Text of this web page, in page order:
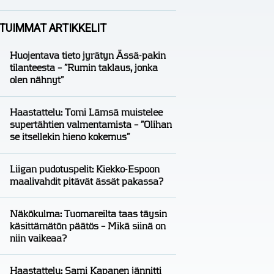
ARTIKKELIT
Huojentava tieto jyrätyn Ässä-pakin
tilanteesta – ”Rumin taklaus, jonka
olen nähnyt”
Haastattelu: Tomi Lämsä muistelee
supertähtien valmentamista – ”Olihan
se itsellekin hieno kokemus”
Liigan pudotuspelit: Kiekko-Espoon
maalivahdit pitävät ässät pakassa?
Näkökulma: Tuomareilta taas täysin
käsittämätön päätös – Mikä siinä on
niin vaikeaa?
Haastattelu: Sami Kapanen jännitti